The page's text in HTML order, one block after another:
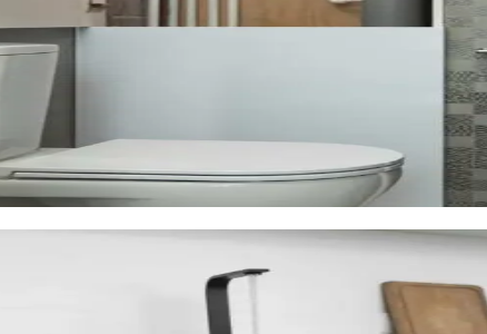
selon la dureté mesurée localement
d'eau principale
améliorer la qualité de l'eau de boisson
pour vos canalisations
les canalisations en PER ou multicouche résistent
eau, lave-linge et lave-vaisselle.
sur la solution la plus adaptée à votre logement. Le devis est
Plomberie à Baillargues ?
c'est faire confiance à un artisan local qui intervient